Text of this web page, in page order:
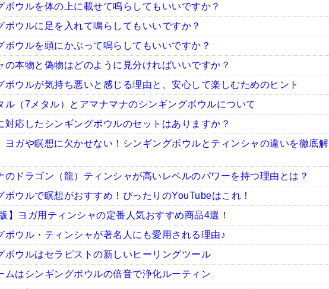
ボウルを体の上に載せて鳴らしてもいいですか？
ボウルに足を入れて鳴らしてもいいですか？
ボウルを頭にかぶって鳴らしてもいいですか？
の本物と偽物はどのように見分ければいいですか？
ボウルが気持ち悪いと感じる理由と、安心して楽しむためのヒント
ル（7メタル）とアマナマナのシンギングボウルについて
対応したシンギングボウルのセットはありますか？
ヨガや瞑想に欠かせない！シンギングボウルとティンシャの違いを徹底解
のドラゴン（龍）ティンシャが高いレベルのパワーを持つ理由とは？
ボウルで瞑想がおすすめ！ぴったりのYouTubeはこれ！
】ヨガ用ティンシャの定番人気おすすめ商品4選！
ボウル・ティンシャが著名人にも愛用される理由♪
ボウルはセラピストの新しいヒーリングツール
ムはシンギングボウルの倍音で浄化ルーティン